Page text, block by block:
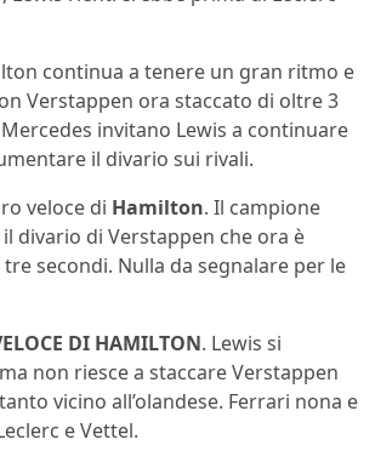
continua a tenere un gran ritmo e
Verstappen ora staccato di oltre 3
invitano Lewis a continuare
il divario sui rivali.
veloce di Hamilton. Il campione
divario di Verstappen che ora è
secondi. Nulla da segnalare per le
DI HAMILTON. Lewis si
non riesce a staccare Verstappen
vicino all’olandese. Ferrari nona e
e Vettel.